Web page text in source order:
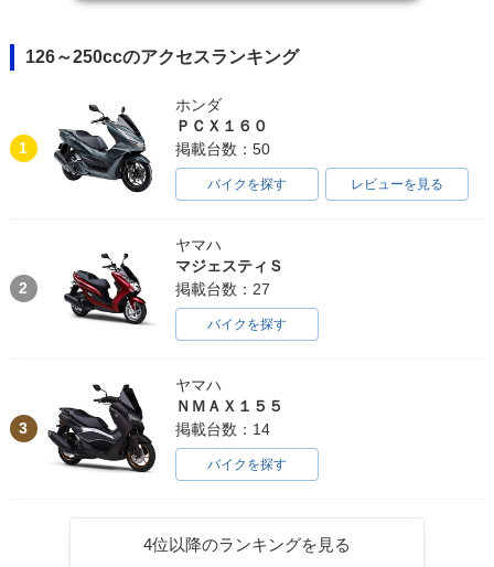
126～250ccのアクセスランキング
1
ホンダ
ＰＣＸ１６０
掲載台数：50
バイクを探す レビューを見る
2
ヤマハ
マジェスティＳ
掲載台数：27
バイクを探す
3
ヤマハ
ＮＭＡＸ１５５
掲載台数：14
バイクを探す
4位以降のランキングを見る